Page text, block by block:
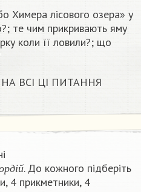
Химера лісового озера» у
те чим прикривають яму
коли її ловили?; що
ВСІ ЦІ ПИТАННЯ
ор д і й
Го
. До кожного підберіть
4 прикметники, 4